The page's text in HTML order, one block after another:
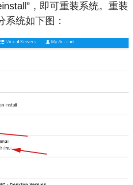
，即可重装系统。重装
系统如下图：